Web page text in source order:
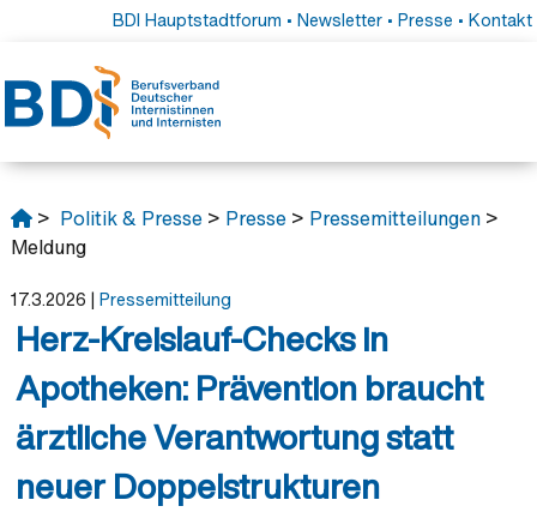
BDI Hauptstadtforum • Newsletter• Presse • Kontakt
> Politik & Presse> Presse> Pressemitteilungen>
Meldung
17.3.2026 | Pressemitteilung
Herz-Kreislauf-Checks in
Apotheken: Prävention braucht
ärztliche Verantwortung statt
neuer Doppelstrukturen